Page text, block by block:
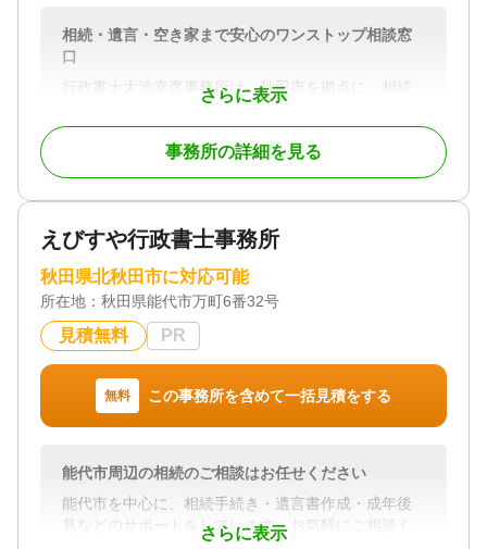
さらに表示
相続・遺言・空き家まで安心のワンストップ相談窓
口
行政書士大池幸彦事務所は、秋田市を拠点に、相続
手続き・遺言書作成・空き家相談を中心とした法務
サービスを提供しております。
「何から始めればよいかわからない」「家族に迷惑
ご説明しながら、お客様が安心して手続きを進めら
当事務所の特徴は、行政書士業務に加え、不動産会
社を運営していることです。相続した不動産の名義
変更後の売却、空き家の活用・処分、土地や建物の
ご相談までワンストップで対応できる体制を整えて
います。また、税理士・司法書士・弁護士など各分
野の専門家とも連携し、お客様に最適な解決方法を
相続は法律の問題だけではなく、ご家族の想いや将
来の暮らしにも関わる大切な手続きです。だからこ
そ、専門用語をできるだけ使わず、わかりやすく親
身な対応を心掛けています。
事務所の詳細を見る
えびすや行政書士事務所
秋田県北秋田市に対応可能
所在地： 秋田県能代市万町6番32号
見積無料 PR
無料 この事務所を含めて一括見積をする
さらに表示
能代市周辺の相続のご相談はお任せください
能代市を中心に、相続手続き・遺言書作成・成年後
見などのサポートをしています。お気軽にご相談く